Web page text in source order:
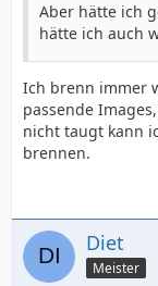
Aber hätte ich
hätte ich auch
Ich brenn immer
passende
nicht taugt kann
brennen.
Diet
Meister